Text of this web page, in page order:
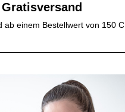
Gratisversand
ab einem Bestellwert von 150